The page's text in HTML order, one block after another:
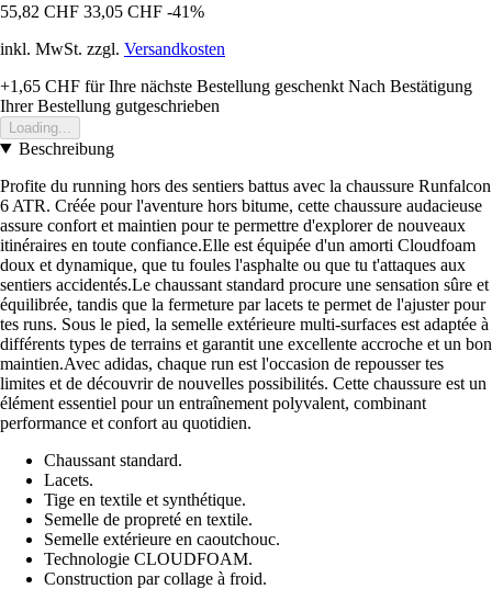
55,82 CHF 33,05 CHF -41%
inkl. MwSt. zzgl. Versandkosten
+1,65 CHF für Ihre nächste Bestellung geschenkt Nach Bestätigung
Ihrer Bestellung gutgeschrieben
Loading...
Beschreibung
Profite du running hors des sentiers battus avec la chaussure Runfalcon
6 ATR. Créée pour l'aventure hors bitume, cette chaussure audacieuse
assure confort et maintien pour te permettre d'explorer de nouveaux
itinéraires en toute confiance.Elle est équipée d'un amorti Cloudfoam
doux et dynamique, que tu foules l'asphalte ou que tu t'attaques aux
sentiers accidentés.Le chaussant standard procure une sensation sûre et
équilibrée, tandis que la fermeture par lacets te permet de l'ajuster pour
tes runs. Sous le pied, la semelle extérieure multi-surfaces est adaptée à
différents types de terrains et garantit une excellente accroche et un bon
maintien.Avec adidas, chaque run est l'occasion de repousser tes
limites et de découvrir de nouvelles possibilités. Cette chaussure est un
élément essentiel pour un entraînement polyvalent, combinant
performance et confort au quotidien.
Chaussant standard.
Lacets.
Tige en textile et synthétique.
Semelle de propreté en textile.
Semelle extérieure en caoutchouc.
Technologie CLOUDFOAM.
Construction par collage à froid.